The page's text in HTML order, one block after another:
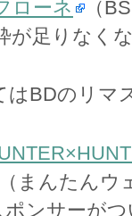
ローネ
（
が足りなく
BDのリマ
（まんたんウ
ンサーが